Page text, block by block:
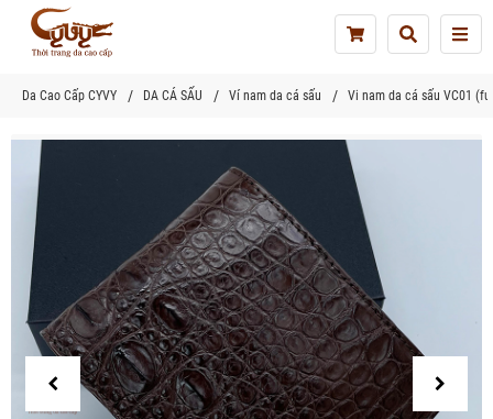
Da Cao Cấp CYVY DA CÁ SẤU Ví nam da cá sấu Vi nam da cá sấu VC01